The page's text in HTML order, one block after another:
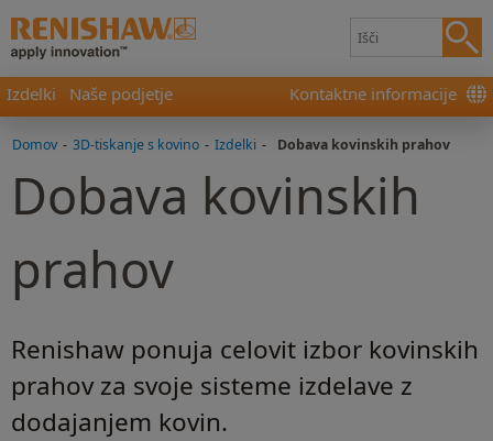
Izdelki Naše podjetje Kontaktne informacije
Domov - 3D-tiskanje s kovino - Izdelki - Dobava kovinskih prahov
Dobava kovinskih
prahov
Renishaw ponuja celovit izbor kovinskih
prahov za svoje sisteme izdelave z
dodajanjem kovin.